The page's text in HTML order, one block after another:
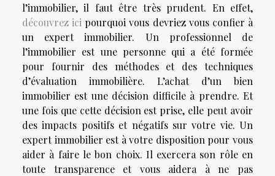
l’immobilier, il faut être très prudent. En effet,
découvrez ici pourquoi vous devriez vous confier à
un expert immobilier. Un professionnel de
l’immobilier est une personne qui a été formée
pour fournir des méthodes et des techniques
d’évaluation immobilière. L’achat d’un bien
immobilier est une décision difficile à prendre. Et
une fois que cette décision est prise, elle peut avoir
des impacts positifs et négatifs sur votre vie. Un
expert immobilier est à votre disposition pour vous
aider à faire le bon choix. Il exercera son rôle en
toute transparence et vous aidera à ne pas